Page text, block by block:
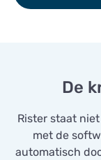
De
Rister staat
met de
automatisch